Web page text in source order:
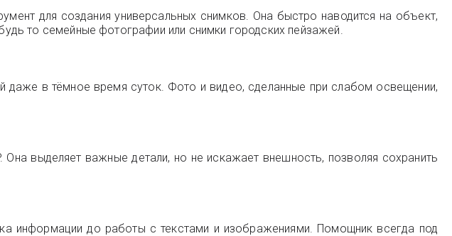
для создания универсальных снимков. Она быстро наводится на объект,
то семейные фотографии или снимки городских пейзажей.
даже в тёмное время суток. Фото и видео, сделанные при слабом освещении,
выделяет важные детали, но не искажает внешность, позволяя сохранить
информации до работы с текстами и изображениями. Помощник всегда под